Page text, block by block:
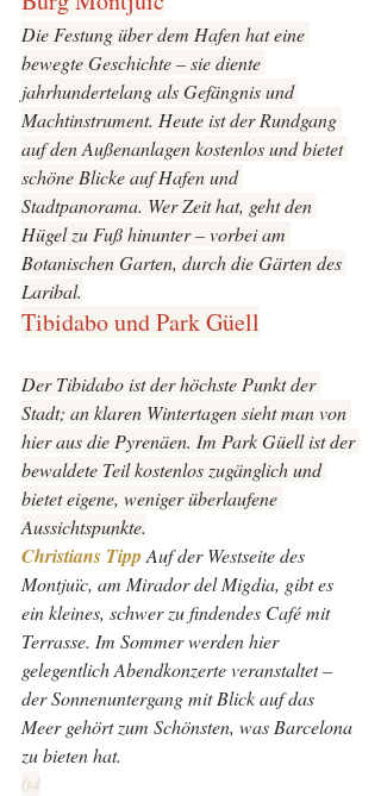
Die Festung über dem Hafen hat eine
bewegte Geschichte – sie diente
jahrhundertelang als Gefängnis und
Machtinstrument. Heute ist der Rundgang
auf den Außenanlagen kostenlos und bietet
schöne Blicke auf Hafen und
Stadtpanorama. Wer Zeit hat, geht den
Hügel zu Fuß hinunter – vorbei am
Botanischen Garten, durch die Gärten des
Laribal.
Tibidabo und Park Güell
Der Tibidabo ist der höchste Punkt der
Stadt; an klaren Wintertagen sieht man von
hier aus die Pyrenäen. Im Park Güell ist der
bewaldete Teil kostenlos zugänglich und
bietet eigene, weniger überlaufene
Aussichtspunkte.
Christians Tipp Auf der Westseite des
Montjuïc, am Mirador del Migdia, gibt es
ein kleines, schwer zu findendes Café mit
Terrasse. Im Sommer werden hier
gelegentlich Abendkonzerte veranstaltet –
der Sonnenuntergang mit Blick auf das
Meer gehört zum Schönsten, was Barcelona
zu bieten hat.
04